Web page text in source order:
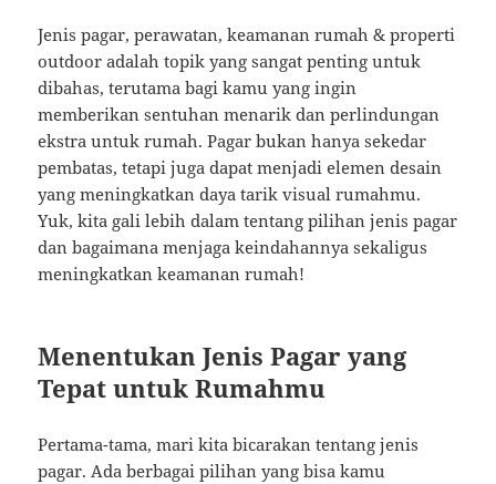
Jenis pagar, perawatan, keamanan rumah & properti
outdoor adalah topik yang sangat penting untuk
dibahas, terutama bagi kamu yang ingin
memberikan sentuhan menarik dan perlindungan
ekstra untuk rumah. Pagar bukan hanya sekedar
pembatas, tetapi juga dapat menjadi elemen desain
yang meningkatkan daya tarik visual rumahmu.
Yuk, kita gali lebih dalam tentang pilihan jenis pagar
dan bagaimana menjaga keindahannya sekaligus
meningkatkan keamanan rumah!
Menentukan Jenis Pagar yang
Tepat untuk Rumahmu
Pertama-tama, mari kita bicarakan tentang jenis
pagar. Ada berbagai pilihan yang bisa kamu